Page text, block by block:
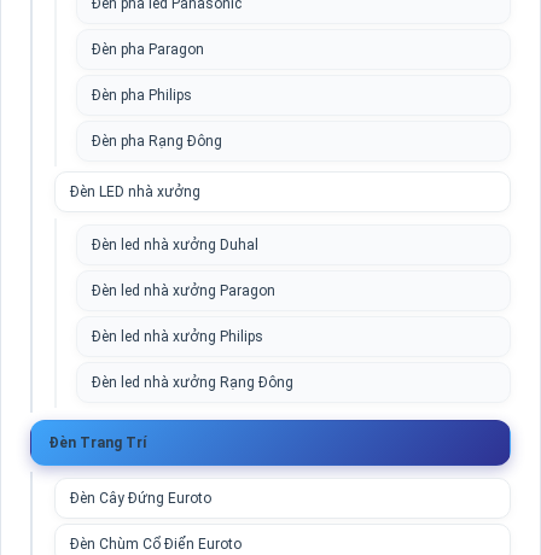
Đèn pha led Panasonic
Đèn pha Paragon
Đèn pha Philips
Đèn pha Rạng Đông
Đèn LED nhà xưởng
Đèn led nhà xưởng Duhal
Đèn led nhà xưởng Paragon
Đèn led nhà xưởng Philips
Đèn led nhà xưởng Rạng Đông
Đèn Trang Trí
Đèn Cây Đứng Euroto
Đèn Chùm Cổ Điển Euroto